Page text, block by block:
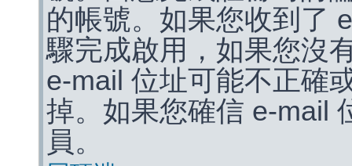
的帳號。如果您收到了
驟完成啟用，如果您沒
e-mail 位址可能不正確
掉。如果您確信 e-mail
員。